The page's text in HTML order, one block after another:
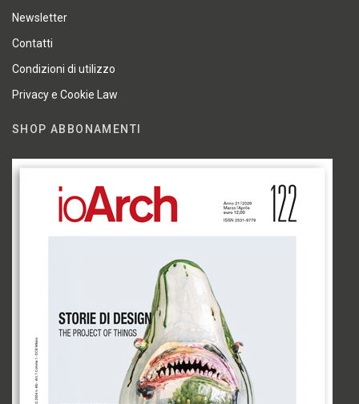
Newsletter
Contatti
Condizioni di utilizzo
Privacy e Cookie Law
SHOP ABBONAMENTI